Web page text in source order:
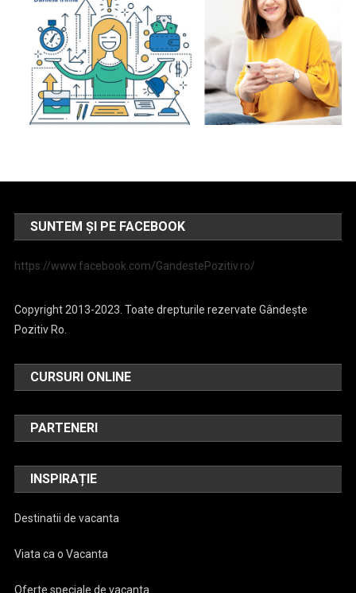
SUNTEM ȘI PE FACEBOOK
https://www.facebook.com/GandestePozitiv.ro/
Copyright 2013-2023. Toate drepturile rezervate Gândește
Pozitiv Ro.
CURSURI ONLINE
PARTENERI
INSPIRAȚIE
Destinatii de vacanta
Viata ca o Vacanta
Oferte speciale de vacanta